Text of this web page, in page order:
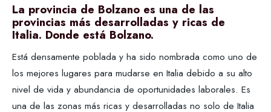
La provincia de Bolzano es una de las
provincias más desarrolladas y ricas de
Italia. Donde está Bolzano.
Está densamente poblada y ha sido nombrada como uno de
los mejores lugares para mudarse en Italia debido a su alto
nivel de vida y abundancia de oportunidades laborales. Es
una de las zonas más ricas y desarrolladas no solo de Italia